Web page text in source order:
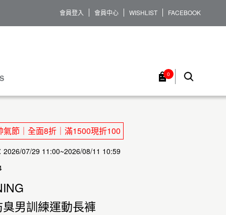
會員登入 會員中心 WISHLIST FACEBOOK
0
節｜全面8折｜滿1500現折100
2026/07/29 11:00~2026/08/11 10:59
男訓練運動長褲